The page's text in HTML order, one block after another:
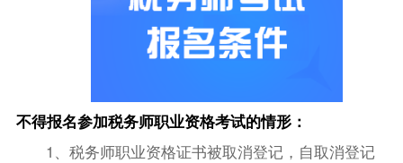
不得报名参加税务师职业资格考试的情形：
1、税务师职业资格证书被取消登记，自取消登记